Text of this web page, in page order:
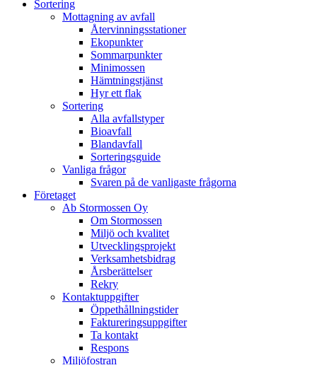
Sortering
Mottagning av avfall
Återvinningsstationer
Ekopunkter
Sommarpunkter
Minimossen
Hämtningstjänst
Hyr ett flak
Sortering
Alla avfallstyper
Bioavfall
Blandavfall
Sorteringsguide
Vanliga frågor
Svaren på de vanligaste frågorna
Företaget
Ab Stormossen Oy
Om Stormossen
Miljö och kvalitet
Utvecklingsprojekt
Verksamhetsbidrag
Årsberättelser
Rekry
Kontaktuppgifter
Öppethållningstider
Faktureringsuppgifter
Ta kontakt
Respons
Miljöfostran